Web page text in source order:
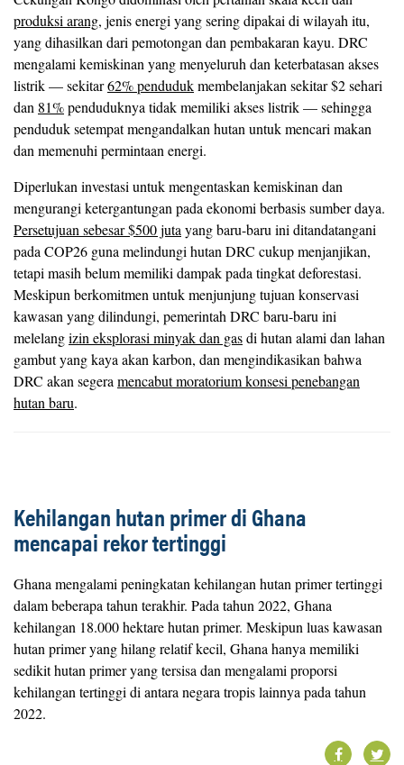
produksi arang, jenis energi yang sering dipakai di wilayah itu,
yang dihasilkan dari pemotongan dan pembakaran kayu. DRC
mengalami kemiskinan yang menyeluruh dan keterbatasan akses
listrik — sekitar62% pendudukmembelanjakan sekitar $2 sehari
dan 81%penduduknya tidak memiliki akses listrik — sehingga
penduduk setempat mengandalkan hutan untuk mencari makan
dan memenuhi permintaan energi.
Diperlukan investasi untuk mengentaskan kemiskinan dan
mengurangi ketergantungan pada ekonomi berbasis sumber daya.
Persetujuan sebesar $500 juta yang baru-baru ini ditandatangani
pada COP26 guna melindungi hutan DRC cukup menjanjikan,
tetapi masih belum memiliki dampak pada tingkat deforestasi.
Meskipun berkomitmen untuk menjunjung tujuan konservasi
kawasan yang dilindungi, pemerintah DRC baru-baru ini
melelangizin eksplorasi minyak dan gasdi hutan alami dan lahan
gambut yang kaya akan karbon, dan mengindikasikan bahwa
DRC akan segera mencabut moratorium konsesi penebangan
hutan baru.
Kehilangan hutan primer di Ghana
mencapai rekor tertinggi
Ghana mengalami peningkatan kehilangan hutan primer tertinggi
dalam beberapa tahun terakhir. Pada tahun 2022, Ghana
kehilangan 18.000 hektare hutan primer. Meskipun luas kawasan
hutan primer yang hilang relatif kecil, Ghana hanya memiliki
sedikit hutan primer yang tersisa dan mengalami proporsi
kehilangan tertinggi di antara negara tropis lainnya pada tahun
2022.